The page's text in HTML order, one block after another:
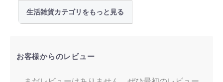
生活雑貨カテゴリをもっと見る
お客様からのレビュー